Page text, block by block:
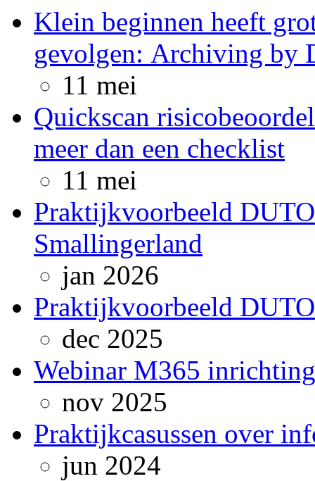
Klein beginnen heeft
gevolgen: Archiving by
11 mei
Quickscan
meer dan een checklist
11 mei
Praktijkvoorbeeld
Smallingerland
jan 2026
Praktijkvoorbeeld
dec 2025
Webinar M365 inrichting
nov 2025
Praktijkcasussen over
jun 2024